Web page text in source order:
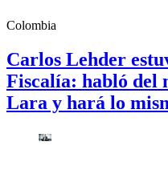
Colombia
Carlos Lehder
Fiscalía: habló del
Lara y hará lo